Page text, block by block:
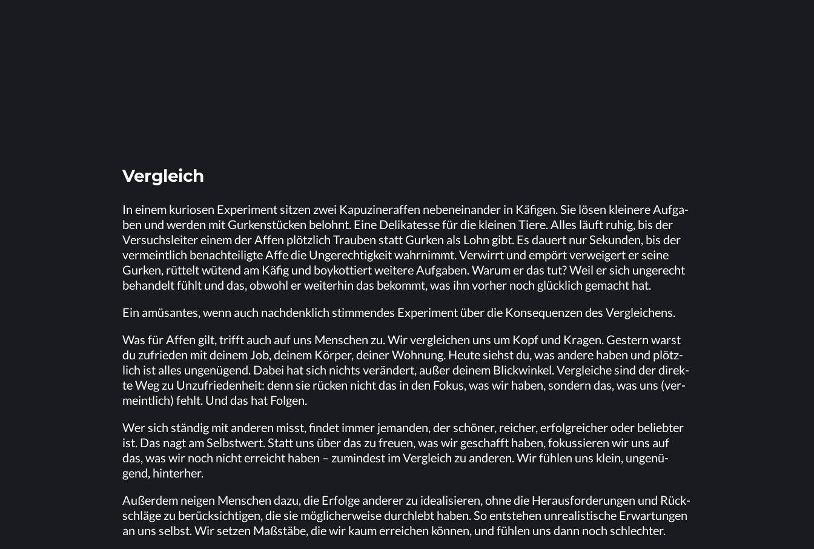
Ver­gleich
In ei­nem ku­rio­sen Ex­pe­ri­ment sit­zen zwei Ka­pu­zi­ner­af­fen ne­ben­ein­an­der in Kä­fi­gen. Sie lö­sen klei­ne­re Auf­ga­
ben und wer­den mit Gur­ken­stü­cken be­lohnt. Eine De­li­ka­tes­se für die klei­nen Tie­re. Al­les läuft ru­hig, bis der
Ver­suchs­lei­ter ei­nem der Af­fen plötz­lich Trau­ben statt Gur­ken als Lohn gibt. Es dau­ert nur Se­kun­den, bis der
ver­meint­lich be­nach­tei­lig­te Affe die Un­ge­rech­tig­keit wahr­nimmt. Ver­wirrt und em­pört ver­wei­gert er sei­ne
Gur­ken, rüt­telt wü­tend am Kä­fig und boy­kot­tiert wei­te­re Auf­ga­ben. War­um er das tut? Weil er sich un­ge­recht
be­han­delt fühlt und das, ob­wohl er wei­ter­hin das be­kommt, was ihn vor­her noch glück­lich ge­macht hat.
Ein amü­san­tes, wenn auch nach­denk­lich stim­men­des Ex­pe­ri­ment über die Kon­se­quen­zen des Vergleichens.
Was für Af­fen gilt, trifft auch auf uns Men­schen zu. Wir ver­glei­chen uns um Kopf und Kra­gen. Ges­tern warst
du zu­frie­den mit dei­nem Job, dei­nem Kör­per, dei­ner Woh­nung. Heu­te siehst du, was an­de­re ha­ben und plötz­
lich ist al­les un­ge­nü­gend. Da­bei hat sich nichts ver­än­dert, au­ßer dei­nem Blick­win­kel. Ver­glei­che sind der di­rek­
te Weg zu Un­zu­frie­den­heit: denn sie rü­cken nicht das in den Fo­kus, was wir ha­ben, son­dern das, was uns (ver­
meint­lich) fehlt. Und das hat Folgen.
Wer sich stän­dig mit an­de­ren misst, fin­det im­mer je­man­den, der schö­ner, rei­cher, er­folg­rei­cher oder be­lieb­ter
ist. Das nagt am Selbst­wert. Statt uns über das zu freu­en, was wir ge­schafft ha­ben, fo­kus­sie­ren wir uns auf
das, was wir noch nicht er­reicht ha­ben – zu­min­dest im Ver­gleich zu an­de­ren. Wir füh­len uns klein, un­ge­nü­
gend, hinterher.
Au­ßer­dem nei­gen Men­schen dazu, die Er­fol­ge an­de­rer zu idea­li­sie­ren, ohne die Her­aus­for­de­run­gen und Rück­
schlä­ge zu be­rück­sich­ti­gen, die sie mög­li­cher­wei­se durch­lebt ha­ben. So ent­ste­hen un­rea­lis­ti­sche Er­war­tun­gen
an uns selbst. Wir set­zen Maß­stä­be, die wir kaum er­rei­chen kön­nen, und füh­len uns dann noch schlechter.